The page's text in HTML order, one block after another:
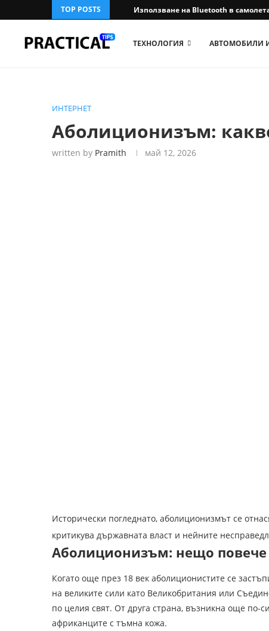
TOP POSTS Използване на Bluetooth в
ТЕХНОЛОГИЯ АВТОМОБИЛИ
ИНТЕРНЕТ
Аболиционизъм:
written by Pramith май 12, 2026
Исторически погледнато, аболиционизмът се
критикува държавната власт и нейните
Аболиционизъм: нещо повече
Когато още през 18 век аболиционистите се
на великите сили като Великобритания или
по целия свят. От друга страна, възникна още по-
африканците с тъмна кожа.